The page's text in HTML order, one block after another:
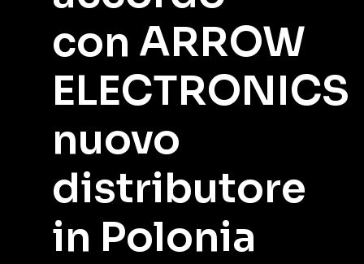
con ARROW
ELECTRONICS
nuovo
distributore
in Polonia